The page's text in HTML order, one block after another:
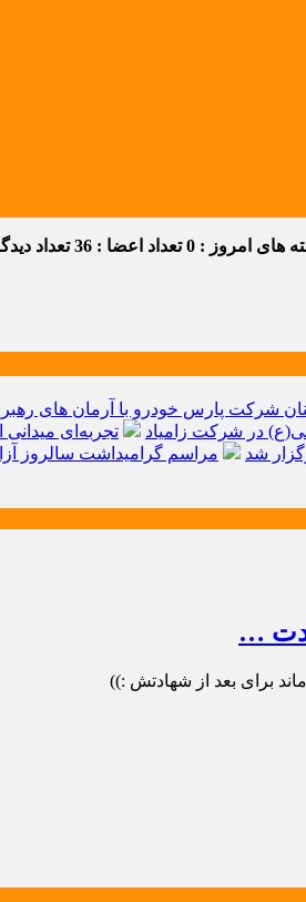
های امروز : 0 تعداد اعضا : 36 تعداد
شرکت پارس خودرو با آرمان های رهبر
در شرکت زامیاد
تجربه‌ای
شد مراسم گرامیداشت سالروز
…
برای بعد از شهادتش :))